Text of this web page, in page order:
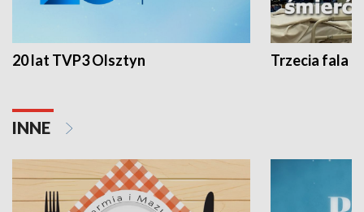
20 lat TVP3 Olsztyn Trzecia fala -
INNE